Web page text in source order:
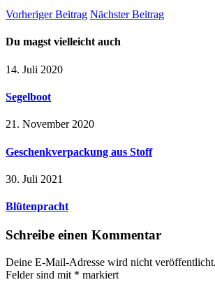
Vorheriger Beitrag Nächster Beitrag
Du magst vielleicht auch
14. Juli 2020
Segelboot
21. November 2020
Geschenkverpackung aus Stoff
30. Juli 2021
Blütenpracht
Schreibe einen Kommentar
Deine E-Mail-Adresse wird nicht veröffentlicht.
Felder sind mit * markiert